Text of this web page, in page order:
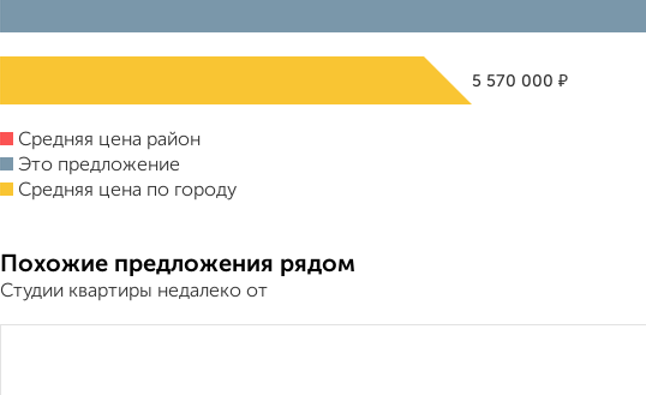
5 570 000 ₽
Средняя цена район
Это предложение
Средняя цена по городу
Похожие предложения рядом
Студии квартиры недалеко от